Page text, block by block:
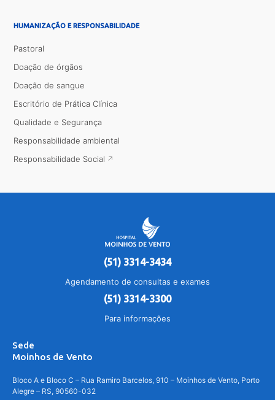
HUMANIZAÇÃO E RESPONSABILIDADE
Pastoral
Doação de órgãos
Doação de sangue
Escritório de Prática Clínica
Qualidade e Segurança
Responsabilidade ambiental
Responsabilidade Social
(51) 3314-3434
Agendamento de consultas e exames
(51) 3314-3300
Para informações
Sede
Moinhos de Vento
Bloco A e Bloco C – Rua Ramiro Barcelos, 910 – Moinhos de Vento, Porto
Alegre – RS, 90560-032